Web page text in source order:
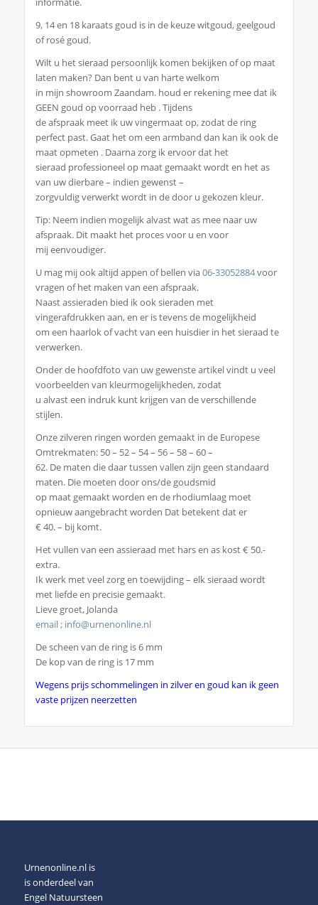
9, 14 en 18 karaats goud is in de keuze witgoud, geelgoud
of rosé goud.
Wilt u het sieraad persoonlijk komen bekijken of op maat
laten maken? Dan bent u van harte welkom
in mijn showroom Zaandam. houd er rekening mee dat ik
GEEN goud op voorraad heb . Tijdens
de afspraak meet ik uw vingermaat op, zodat de ring
perfect past. Gaat het om een armband dan kan ik ook de
maat opmeten . Daarna zorg ik ervoor dat het
sieraad professioneel op maat gemaakt wordt en het as
van uw dierbare – indien gewenst –
zorgvuldig verwerkt wordt in de door u gekozen kleur.
Tip: Neem indien mogelijk alvast wat as mee naar uw
afspraak. Dit maakt het proces voor u en voor
mij eenvoudiger.
U mag mij ook altijd appen of bellen via06-33052884voor
vragen of het maken van een afspraak.
Naast assieraden bied ik ook sieraden met
vingerafdrukken aan, en er is tevens de mogelijkheid
om een haarlok of vacht van een huisdier in het sieraad te
verwerken.
Onder de hoofdfoto van uw gewenste artikel vindt u veel
voorbeelden van kleurmogelijkheden, zodat
u alvast een indruk kunt krijgen van de verschillende
stijlen.
Onze zilveren ringen worden gemaakt in de Europese
Omtrekmaten: 50 – 52 – 54 – 56 – 58 – 60 –
62. De maten die daar tussen vallen zijn geen standaard
maten. Die moeten door ons/de goudsmid
op maat gemaakt worden en de rhodiumlaag moet
opnieuw aangebracht worden Dat betekent dat er
€ 40. – bij komt.
Het vullen van een assieraad met hars en as kost € 50.-
extra.
Ik werk met veel zorg en toewijding – elk sieraad wordt
met liefde en precisie gemaakt.
Lieve groet, Jolanda
email ; info@urnenonline.nl
De scheen van de ring is 6 mm
De kop van de ring is 17 mm
Wegens prijs schommelingen in zilver en goud kan ik geen
vaste prijzen neerzetten
Urnenonline.nl is
is onderdeel van
Engel Natuursteen